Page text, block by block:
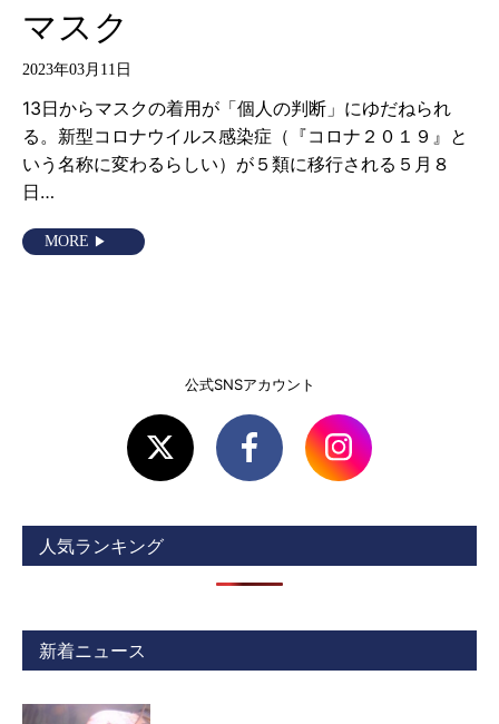
マスク
2023年03月11日
13日からマスクの着用が「個人の判断」にゆだねられ
る。新型コロナウイルス感染症（『コロナ２０１９』と
いう名称に変わるらしい）が５類に移行される５月８
日…
MORE
公式SNSアカウント
人気ランキング
新着ニュース